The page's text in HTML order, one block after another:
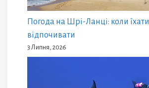
Погода на Шрі-Ланці: коли їхати
відпочивати
3 Липня, 2026